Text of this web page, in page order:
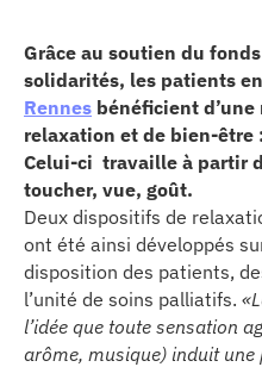
CONNECTÉ
d’info
Grâce au soutien du
solidarités, les patients
Rennes bénéficient
relaxation et de bien-être
Celui-ci travaille à partir
toucher, vue, goût.
Deux dispositifs de
ont été ainsi développés
disposition des patients,
l’unité de soins palliatifs.
l’idée que toute sensation
arôme, musique) induit